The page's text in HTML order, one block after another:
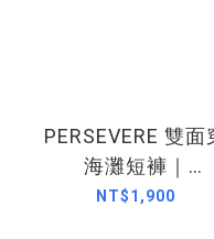
PERSEVERE 雙面
海灘短褲｜
Reversible Beach
NT$1,900